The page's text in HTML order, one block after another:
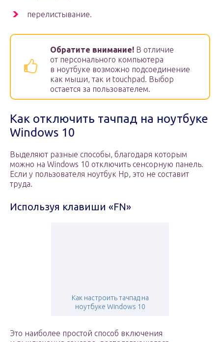
перелистывание.
Обратите внимание! В отличие
от персонального компьютера
в ноутбуке возможно подсоединение
как мыши, так и touchpad. Выбор
остается за пользователем.
Как отключить тачпад на ноутбуке
Windows 10
Выделяют разные способы, благодаря которым
можно на Windows 10 отключить сенсорную панель.
Если у пользователя ноутбук Hp, это не составит
труда.
Используя клавиши «FN»
Как настроить тачпад на
ноутбуке Windows 10
Это наиболее простой способ включения